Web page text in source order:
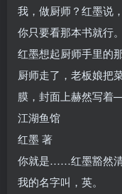
我，做厨师？红墨说
你只要看那本书就行
红墨想起厨师手里的
厨师走了，老板娘把
膜，封面上赫然写
江湖鱼馆
红墨 著
你就是……红墨豁然清
我的名字叫，英。